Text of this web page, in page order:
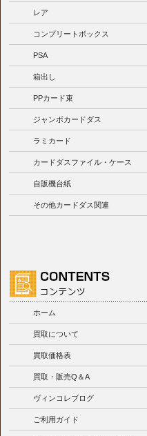
レア
コンプリートボックス
PSA
箱出し
PPカード束
ジャンボカードダス
ラミカード
カードダスファイル・ケース
自販機台紙
その他カードダス関連
ホーム
買取について
買取価格表
買取・販売Q＆A
ヴィンコレブログ
ご利用ガイド